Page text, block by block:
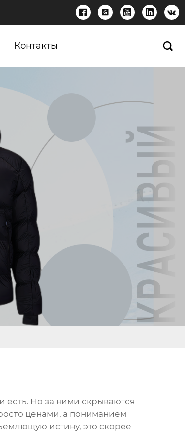
    
Контакты 
есть. Но за ними скрываются
ценами, а пониманием
истину, это скорее